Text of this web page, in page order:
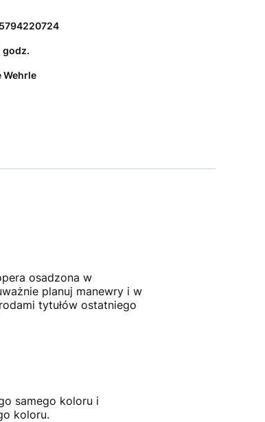
godz.
Wehrle
osadzona w
planuj manewry i w
tytułów ostatniego
samego koloru i
koloru.